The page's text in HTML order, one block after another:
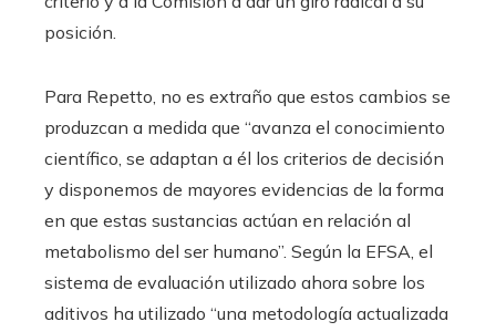
posición.
Para Repetto, no es extraño que estos cambios se
produzcan a medida que “avanza el conocimiento
científico, se adaptan a él los criterios de decisión
y disponemos de mayores evidencias de la forma
en que estas sustancias actúan en relación al
metabolismo del ser humano”. Según la EFSA, el
sistema de evaluación utilizado ahora sobre los
aditivos ha utilizado “una metodología actualizada